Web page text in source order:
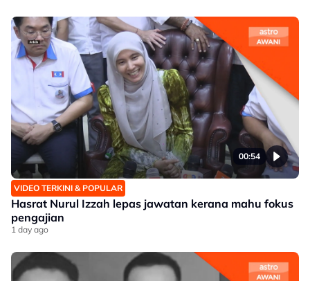
00:54
VIDEO TERKINI & POPULAR
Hasrat Nurul Izzah lepas jawatan kerana mahu fokus
pengajian
1 day ago